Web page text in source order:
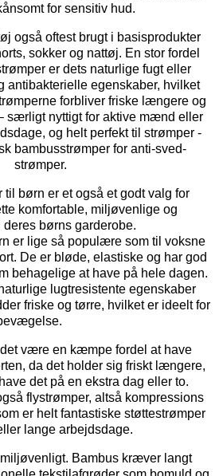
for sensitiv hud.
også oftest brugt i basisprodukter
sokker og nattøj. En stor fordel
er dets naturlige fugt eller
antibakterielle egenskaber, hvilket
forbliver friske længere og
særligt nyttigt for aktive mænd eller
og helt perfekt til strømper -
bambusstrømper for anti-sved-
strømper.
til børn er et også et godt valg for
komfortable, miljøvenlige og
børns garderobe.
er lige så populære som til voksne
De er bløde, elastiske og har god
behagelige at have på hele dagen.
lugtresistente egenskaber
friske og tørre, hvilket er ideelt for
være en kæmpe fordel at have
da det holder sig friskt længere,
det på en ekstra dag eller to.
flystrømper, altså kompressions
er helt fantastiske støttestrømper
lange arbejdsdage.
Bambus kræver langt